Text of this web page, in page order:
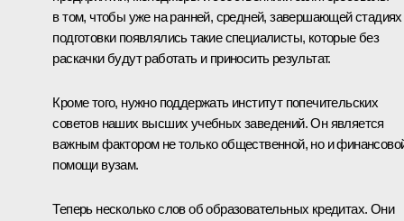
в том, чтобы уже на ранней, средней, завершающей стадиях
подготовки появлялись такие специалисты, которые без
раскачки будут работать и приносить результат.
Кроме того, нужно поддержать институт попечительских
советов наших высших учебных заведений. Он является
важным фактором не только общественной, но и
помощи вузам.
Теперь несколько слов об образовательных кредитах. Они